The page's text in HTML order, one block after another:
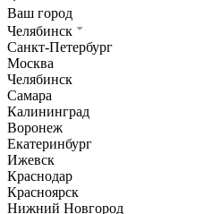
Ваш город
Челябинск
Санкт-Петербург
Москва
Челябинск
Самара
Калининград
Воронеж
Екатеринбург
Ижевск
Краснодар
Красноярск
Нижний Новгород